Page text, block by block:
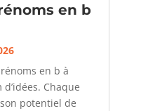
en b
en b à
Chaque
potentiel de